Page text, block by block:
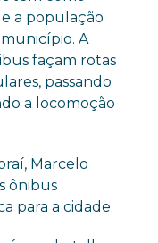
a população
A
façam rotas
passando
a locomoção
Marcelo
ônibus
para a cidade.